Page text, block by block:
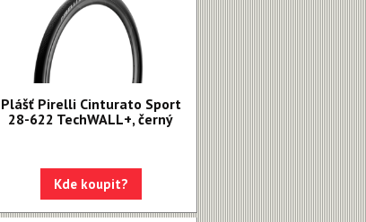
Plášť Pirelli Cinturato Sport
28-622 TechWALL+, černý
Kde koupit?